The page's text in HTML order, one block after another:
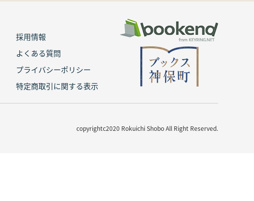
採用情報
よくある質問
プライバシーポリシー
特定商取引に関する表示
copyrightc2020 Rokuichi Shobo All Right Reserved.